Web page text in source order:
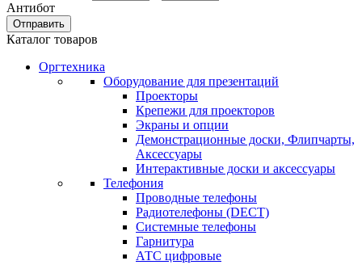
Антибот
Отправить
Каталог товаров
Оргтехника
Оборудование для презентаций
Проекторы
Крепежи для проекторов
Экраны и опции
Демонстрационные доски, Флипчарты,
Аксессуары
Интерактивные доски и аксессуары
Телефония
Проводные телефоны
Радиотелефоны (DECT)
Системные телефоны
Гарнитура
АТС цифровые